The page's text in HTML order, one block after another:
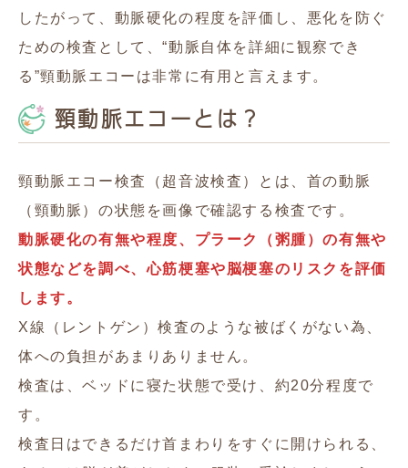
したがって、動脈硬化の程度を評価し、悪化を防ぐ
ための検査として、“動脈自体を詳細に観察でき
る”頸動脈エコーは非常に有用と言えます。
頸動脈エコーとは？
頸動脈エコー検査（超音波検査）とは、首の動脈
（頸動脈）の状態を画像で確認する検査です。
動脈硬化の有無や程度、プラーク（粥腫）の有無や
状態などを調べ、心筋梗塞や脳梗塞のリスクを評価
します。
X線（レントゲン）検査のような被ばくがない為、
体への負担があまりありません。
検査は、ベッドに寝た状態で受け、約20分程度で
す。
検査日はできるだけ首まわりをすぐに開けられる、